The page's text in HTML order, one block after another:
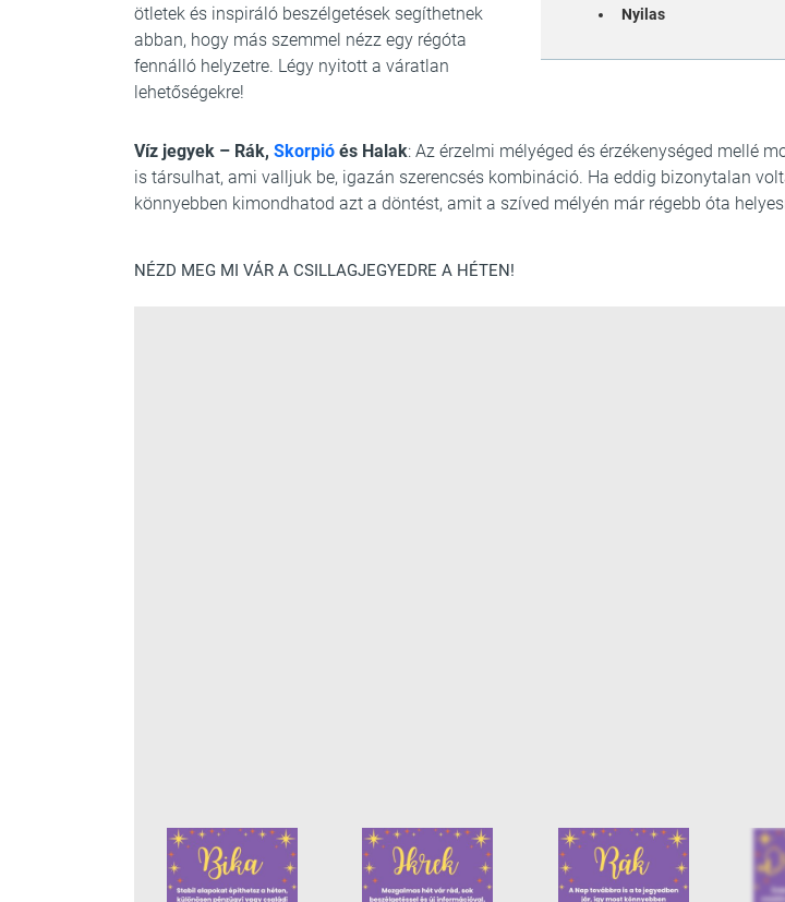
Nyilas
ötletek és inspiráló beszélgetések segíthetnek
abban, hogy más szemmel nézz egy régóta
fennálló helyzetre. Légy nyitott a váratlan
lehetőségekre!
Víz jegyek – Rák, Skorpió és Halak: Az érzelmi mélyéged és érzékenységed mellé
is társulhat, ami valljuk be, igazán szerencsés kombináció. Ha eddig bizonytalan
könnyebben kimondhatod azt a döntést, amit a szíved mélyén már régebb óta
NÉZD MEG MI VÁR A CSILLAGJEGYEDRE A HÉTEN!